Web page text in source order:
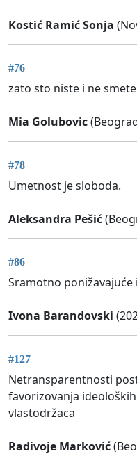
Kostić Ramić Sonja
#76
zato sto niste i ne
Mia Golubovic
#78
Umetnost je sloboda.
Aleksandra Pešić
#86
Sramotno
Ivona Barandovski
#127
Netransparentnosti
favorizovanja
vlastodržaca
Radivoje Marković